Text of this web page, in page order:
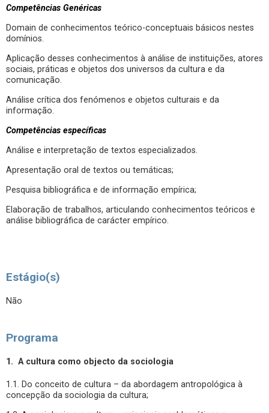
Competências Genéricas
Domain de conhecimentos teórico-conceptuais básicos nestes
domínios.
Aplicação desses conhecimentos à análise de instituições, atores
sociais, práticas e objetos dos universos da cultura e da
comunicação.
Análise crítica dos fenómenos e objetos culturais e da
informação.
Competências específicas
Análise e interpretação de textos especializados.
Apresentação oral de textos ou temáticas;
Pesquisa bibliográfica e de informação empírica;
Elaboração de trabalhos, articulando conhecimentos teóricos e
análise bibliográfica de carácter empírico.
Estágio(s)
Não
Programa
1. A cultura como objecto da sociologia
1.1. Do conceito de cultura – da abordagem antropológica à
concepção da sociologia da cultura;